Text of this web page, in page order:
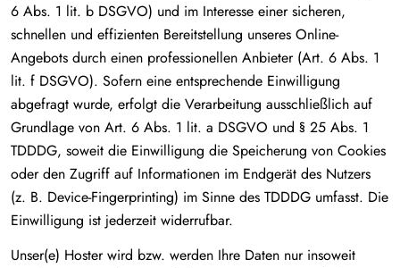
6 Abs. 1 lit. b DSGVO) und im Interesse einer sicheren,
schnellen und effizienten Bereitstellung unseres Online-
Angebots durch einen professionellen Anbieter (Art. 6 Abs. 1
lit. f DSGVO). Sofern eine entsprechende Einwilligung
abgefragt wurde, erfolgt die Verarbeitung ausschließlich auf
Grundlage von Art. 6 Abs. 1 lit. a DSGVO und § 25 Abs. 1
TDDDG, soweit die Einwilligung die Speicherung von Cookies
oder den Zugriff auf Informationen im Endgerät des Nutzers
(z. B. Device-Fingerprinting) im Sinne des TDDDG umfasst. Die
Einwilligung ist jederzeit widerrufbar.
Unser(e) Hoster wird bzw. werden Ihre Daten nur insoweit